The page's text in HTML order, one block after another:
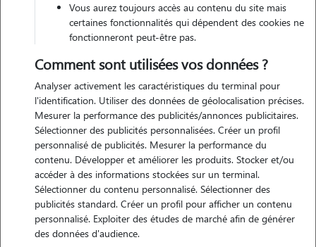
Motivation
je suis une personne intuitive et sensible. le lien avec les animaux est
très important pour moi. passer du temps avec des animaux, rassurer
les maîtres et maîtresses de ces derniers et avoir un lien avec chaque
animal.
Vous aurez toujours accès au contenu du site mais
certaines fonctionnalités qui dépendent des cookies ne
fonctionneront peut-être pas.
Comment sont utilisées vos données ?
Analyser activement les caractéristiques du terminal pour
l'identification. Utiliser des données de géolocalisation précises.
Mesurer la performance des publicités/annonces publicitaires.
Sélectionner des publicités personnalisées. Créer un profil
personnalisé de publicités. Mesurer la performance du
contenu. Développer et améliorer les produits. Stocker et/ou
accéder à des informations stockées sur un terminal.
Sélectionner du contenu personnalisé. Sélectionner des
publicités standard. Créer un profil pour afficher un contenu
personnalisé. Exploiter des études de marché afin de générer
des données d'audience.